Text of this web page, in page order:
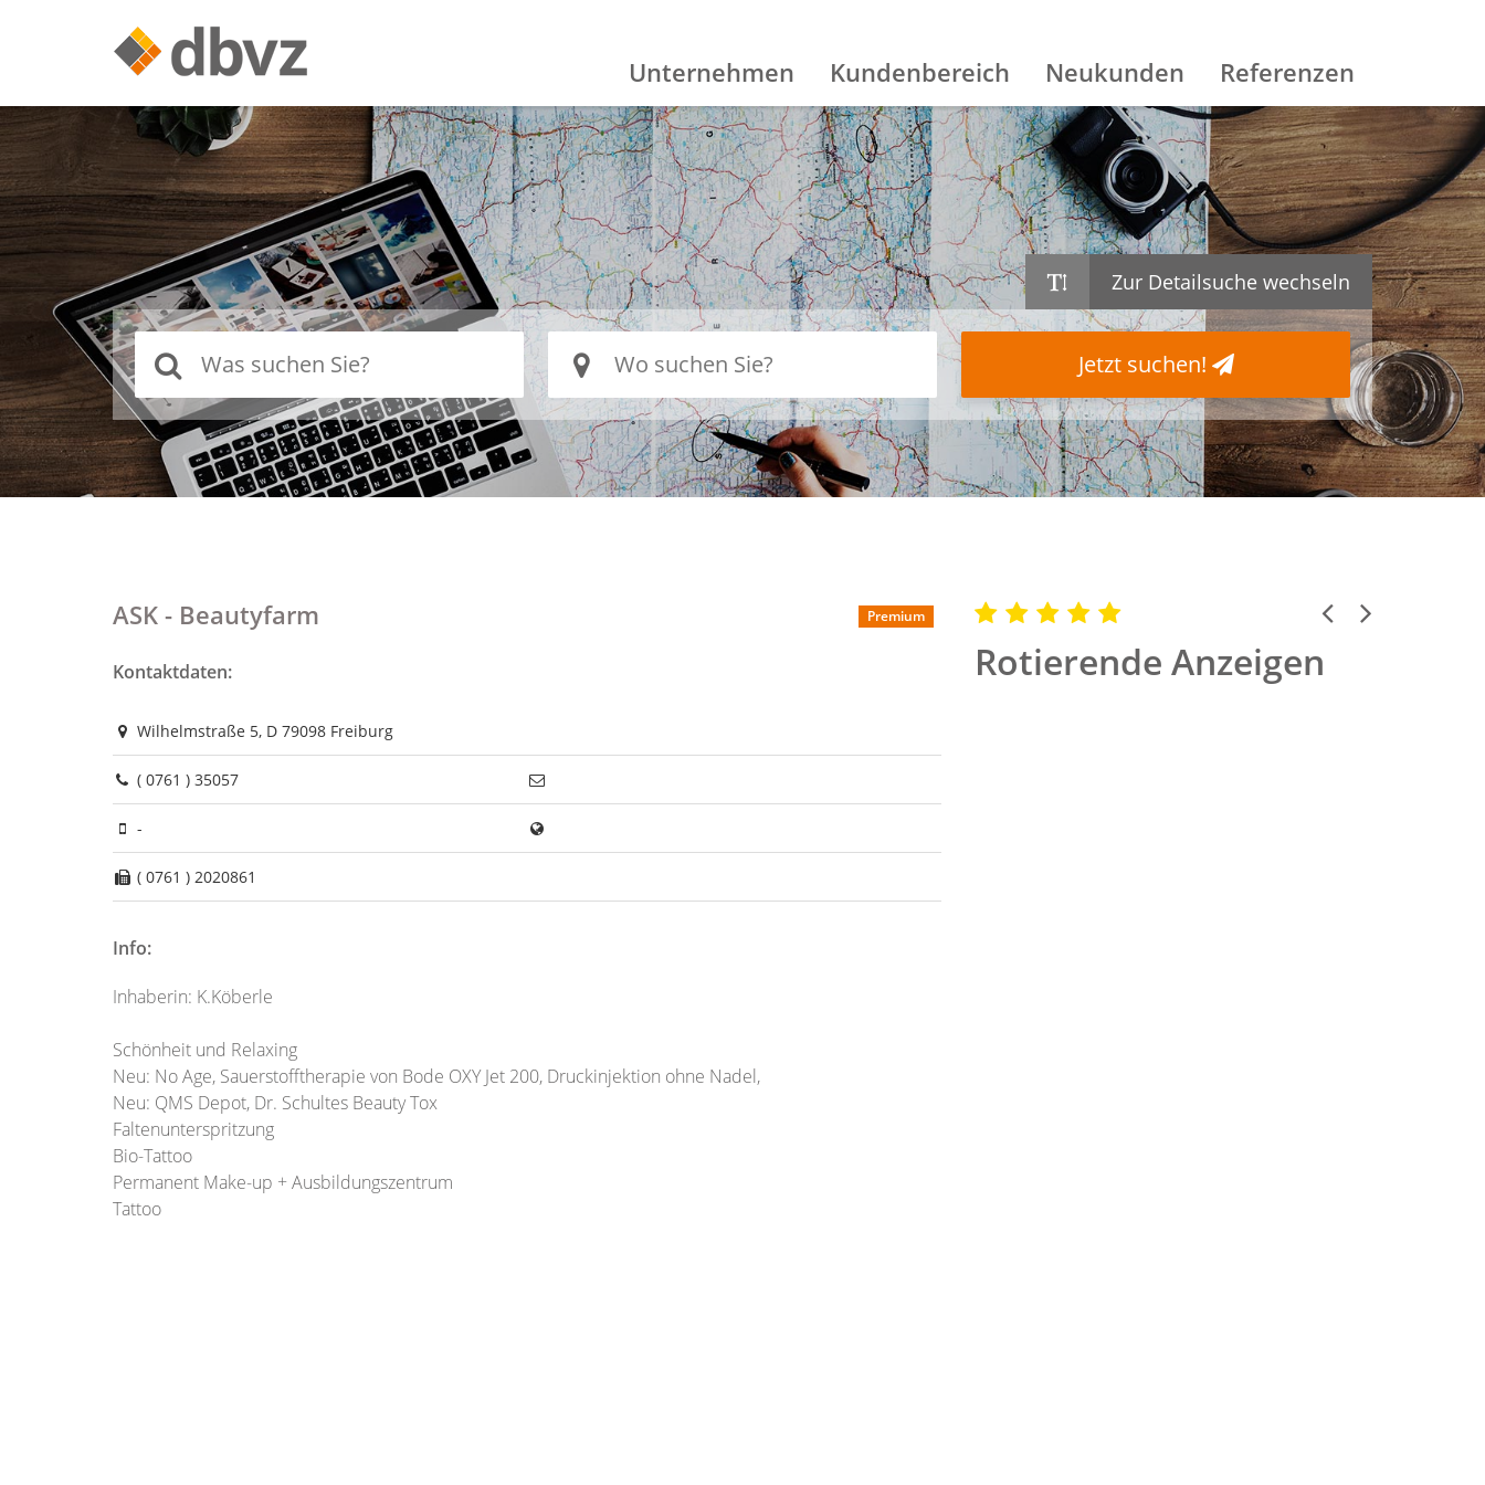
Unternehmen Kundenbereich Neukunden Referenzen
Zur Detailsuche wechseln
Jetzt suchen!
ASK - Beautyfarm Premium
Kontaktdaten:
Wilhelmstraße 5, D 79098 Freiburg
( 0761 ) 35057
-
( 0761 ) 2020861
Info:
Inhaberin: K.Köberle
Schönheit und Relaxing
Neu: No Age, Sauerstofftherapie von Bode OXY Jet 200, Druckinjektion ohne Nadel,
Neu: QMS Depot, Dr. Schultes Beauty Tox
Faltenunterspritzung
Bio-Tattoo
Permanent Make-up + Ausbildungszentrum
Tattoo
Rotierende Anzeigen
Previous
Next